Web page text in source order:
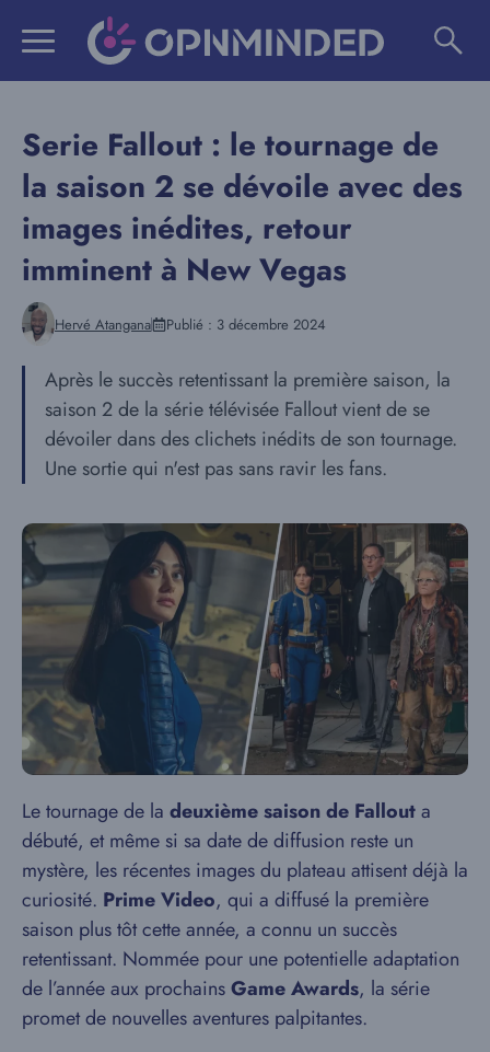
Serie Fallout : le tournage de
la saison 2 se dévoile avec des
images inédites, retour
imminent à New Vegas
Hervé Atangana Publié : 3 décembre 2024
Après le succès retentissant la première saison, la
saison 2 de la série télévisée Fallout vient de se
dévoiler dans des clichets inédits de son tournage.
Une sortie qui n'est pas sans ravir les fans.
Le tournage de la deuxième saison de Fallouta
débuté, et même si sa date de diffusion reste un
mystère, les récentes images du plateau attisent déjà la
curiosité. Prime Video, qui a diffusé la première
saison plus tôt cette année, a connu un succès
retentissant. Nommée pour une potentielle adaptation
de l’année aux prochainsGame Awards, la série
promet de nouvelles aventures palpitantes.